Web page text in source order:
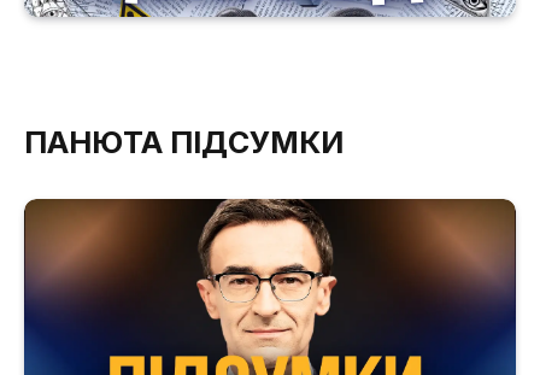
ПАНЮТА ПІДСУМКИ